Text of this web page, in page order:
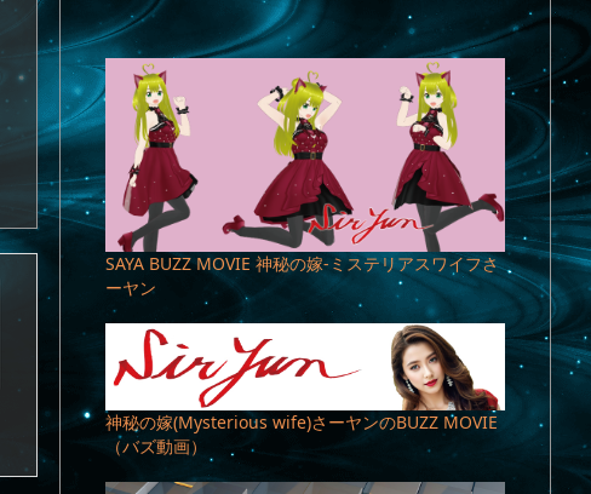
SAYA BUZZ MOVIE 神秘の嫁-ミステリアスワイフさ
ーヤン
神秘の嫁(Mysterious wife)さーヤンのBUZZ MOVIE
（バズ動画）